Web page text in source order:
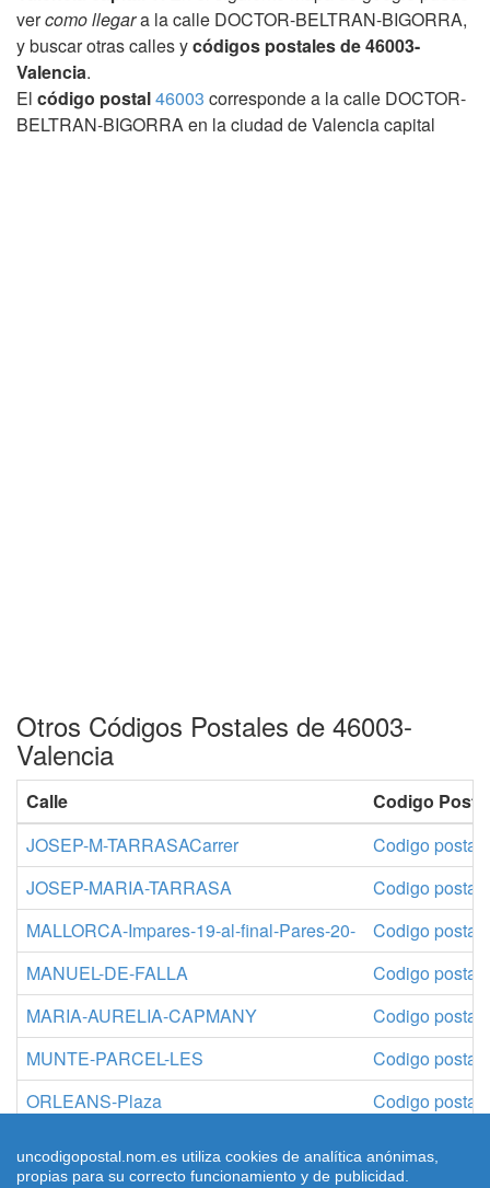
vercomo llegara la calle DOCTOR-BELTRAN-BIGORRA,
y buscar otras calles ycódigos postales de 46003-
Valencia.
El código postal46003 corresponde a la calle DOCTOR-
BELTRAN-BIGORRA en la ciudad de Valencia capital
Otros Códigos Postales de 46003-
Valencia
Calle
Codigo Postal
JOSEP-M-TARRASACarrer
Codigo postal
JOSEP-MARIA-TARRASA
Codigo postal
MALLORCA-Impares-19-al-final-Pares-20-
Codigo postal
MANUEL-DE-FALLA
Codigo postal
MARIA-AURELIA-CAPMANY
Codigo postal
MUNTE-PARCEL-LES
Codigo postal
ORLEANS-Plaza
Codigo postal
uncodigopostal.nom.es utiliza cookies de analítica anónimas,
propias para su correcto funcionamiento y de publicidad.